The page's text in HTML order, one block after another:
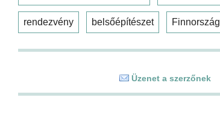
rendezvény belsőépítészet Finnország
Üzenet a szerzőnek